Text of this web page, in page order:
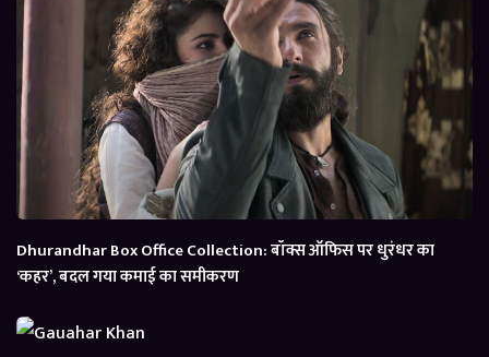
Dhurandhar Box Office Collection: बॉक्स ऑफिस पर धुरंधर का
‘कहर’, बदल गया कमाई का समीकरण